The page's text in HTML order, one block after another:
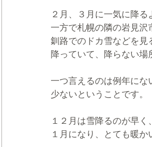
２月、３月に一気に降
一方で札幌の隣の岩見
釧路でのドカ雪などを見
降っていて、降らない
一つ言えるのは例年に
少ないということです。
１２月は雪降るのが早
１月になり、とても暖か